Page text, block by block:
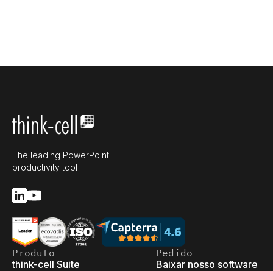
The leading PowerPoint
productivity tool
Produto
think-cell Suite
Pedido
Baixar nosso software